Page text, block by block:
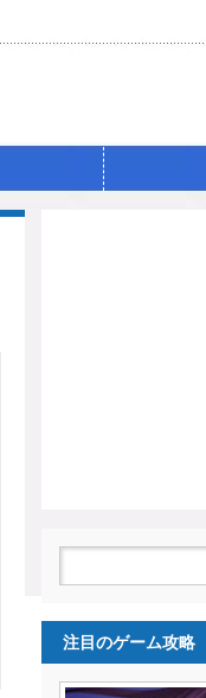
注目のゲーム攻略